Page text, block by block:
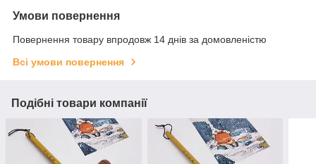
Умови повернення
Повернення товару впродовж 14 днів за домовленістю
Всі умови повернення
Подібні товари компанії